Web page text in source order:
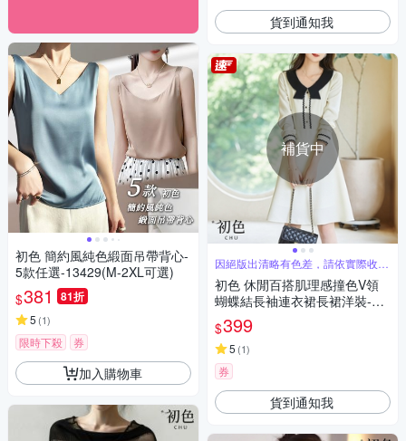
初色 簡約風純色緞面吊帶背心-
5款任選-13429(M-2XL可選)
$381 81折
5 (1)
限時下殺 券
加入購物車
貨到通知我
補貨中
因絕版出清略有色差，請依實際收到
商品為主
初色 休閒百搭肌理感撞色V領
蝴蝶結長袖連衣裙長裙洋裝-米
白色-31175(M-2XL可選)
$399
5 (1)
券
貨到通知我